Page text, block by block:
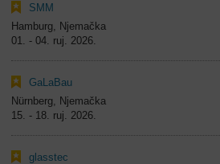
SMM
Hamburg, Njemačka
01. - 04. ruj. 2026.
GaLaBau
Nürnberg, Njemačka
15. - 18. ruj. 2026.
glasstec